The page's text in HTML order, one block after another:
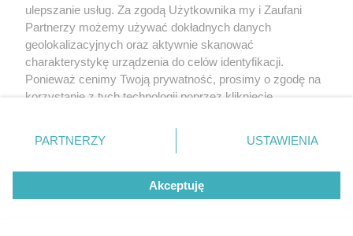
ulepszanie usług. Za zgodą Użytkownika my i Zaufani
Partnerzy możemy używać dokładnych danych
geolokalizacyjnych oraz aktywnie skanować
charakterystykę urządzenia do celów identyfikacji.
Ponieważ cenimy Twoją prywatność, prosimy o zgodę na
korzystanie z tych technologii poprzez kliknięcie
zmienić/wycofać klikając przycisk ustawień prywatności
znajdujący się w lewym dolnym rogu strony
rodzaje przetwarzania danych nie wymagają zgody
użytkownika, ale masz prawo sprzeciwić się takiemu
przetwarzaniu. Preferencje będą miały zastosowanie tylko
PARTNERZY USTAWIENIA
Akceptuję